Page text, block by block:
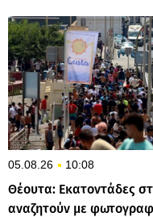
05.08.26 10:08
Θέουτα: Εκατοντάδες
αναζητούν με